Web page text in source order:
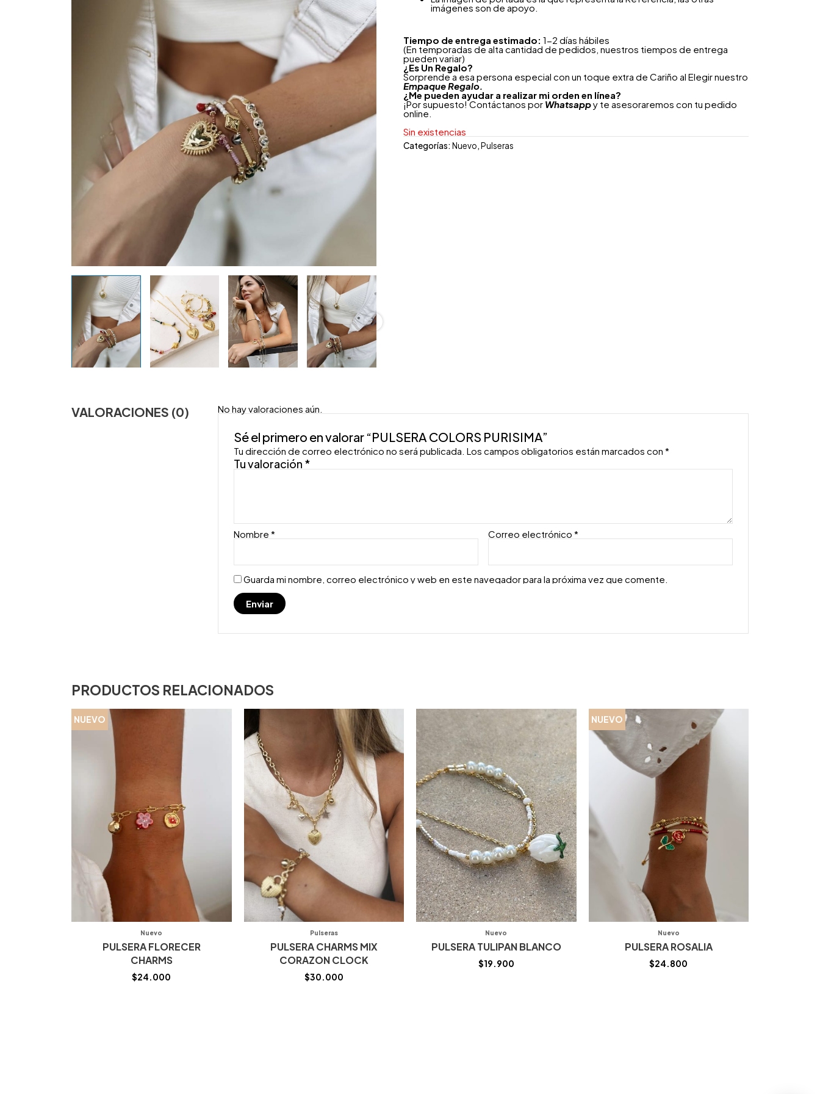
imágenes son de apoyo.
Tiempo de entrega estimado: 1-2 días hábiles
(En temporadas de alta cantidad de pedidos, nuestros tiempos de entrega
pueden variar)
¿ Es Un Regalo?
Sorprende a esa persona especial con un toque extra de Cariño al Elegir nuestro
Empaque Regalo.
¿Me pueden ayudar a realizar mi orden en línea?
¡Por supuesto! Contáctanos por Whatsappy te asesoraremos con tu pedido
online.
Sin existencias
Categorías: Nuevo,Pulseras
VALORACIONES (0) No hay valoraciones aún.
Sé el primero en valorar “PULSERA COLORS PURISIMA”
Tu dirección de correo electrónico no será publicada. Los campos obligatorios están marcados con*
Tu valoración *
Nombre* Correo electrónico*
Guarda mi nombre, correo electrónico y web en este navegador para la próxima vez que comente.
PRODUCTOS RELACIONADOS
NUEVO
Nuevo
PULSERA FLORECER
CHARMS
$24.000
Pulseras
PULSERA CHARMS MIX
CORAZON CLOCK
$30.000
Nuevo
PULSERA TULIPAN BLANCO
$19.900
NUEVO
Nuevo
PULSERA ROSALIA
$24.800